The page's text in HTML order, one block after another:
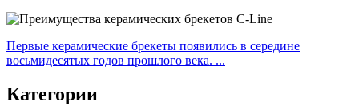
Первые керамические брекеты появились в середине
восьмидесятых годов прошлого века. ...
Категории